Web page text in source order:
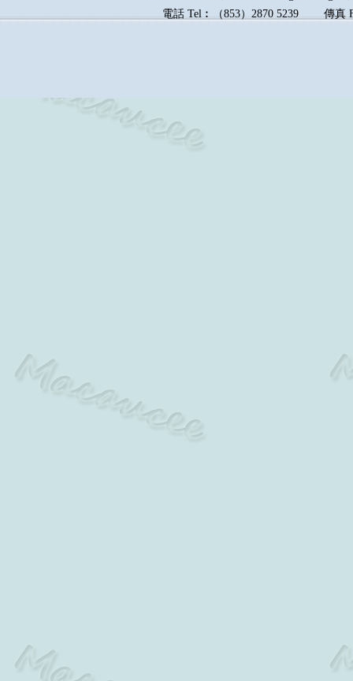
電話 Tel︰（853）2870 5239傳真